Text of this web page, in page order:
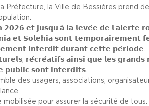
Préfecture, la Ville de Bessières prend
𝗲𝘁 𝗷𝘂𝘀𝗾𝘂’𝗮̀ 𝗹𝗮 𝗹𝗲𝘃𝗲́𝗲 𝗱𝗲 𝗹’𝗮𝗹𝗲𝗿𝘁𝗲
𝗲𝘁 𝗦𝗼𝗹𝗲𝗵𝗶𝗮 𝘀𝗼𝗻𝘁 𝘁𝗲𝗺𝗽𝗼𝗿𝗮𝗶𝗿𝗲𝗺𝗲𝗻𝘁
𝗶𝗻𝘁𝗲𝗿𝗱𝗶𝘁 𝗱𝘂𝗿𝗮𝗻𝘁 𝗰𝗲𝘁𝘁𝗲 𝗽𝗲́𝗿𝗶𝗼𝗱𝗲.
𝗿𝗲́𝗰𝗿𝗲́𝗮𝘁𝗶𝗳𝘀 𝗮𝗶𝗻𝘀𝗶 𝗾𝘂𝗲 𝗹𝗲𝘀
𝘀𝗼𝗻𝘁 𝗶𝗻𝘁𝗲𝗿𝗱𝗶𝘁𝘀.
des usagers, associations,
mobilisée pour assurer la sécurité de tous.